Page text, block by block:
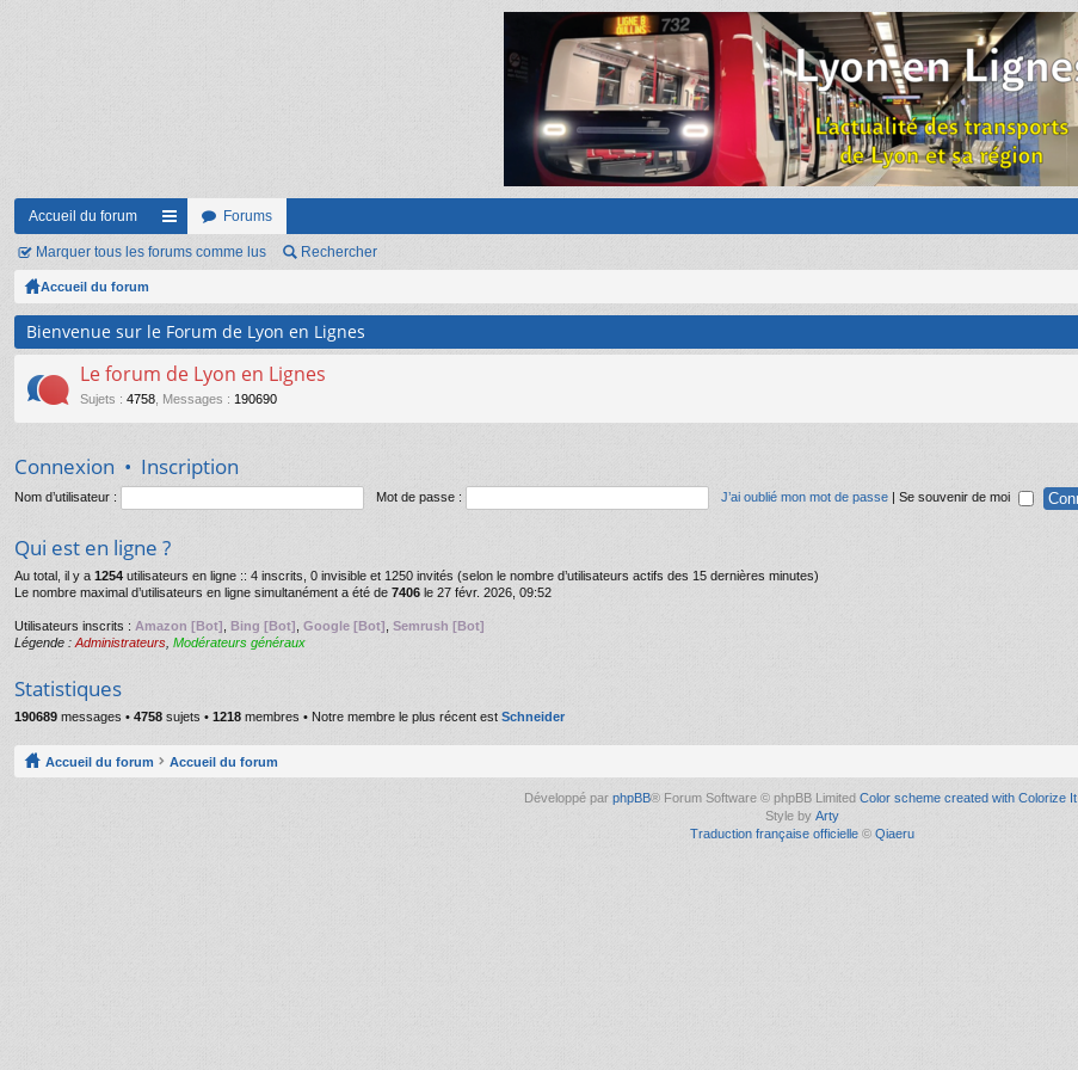
Accueil du forum
ac
ur
ci
s
Forums
Marquer tous les forums comme lus Rechercher
Accueil du forum
Bienvenue sur le Forum de Lyon en Lignes
Le forum de Lyon en Lignes
Sujets : 4758 Messages : 190690
Connexion • Inscription
Nom d’utilisateur : Mot de passe : J’ai oublié mon mot de passe | Se souvenir de moi
Qui est en ligne ?
Au total, il y a 1254 utilisateurs en ligne :: 4 inscrits, 0 invisible et 1250 invités (selon le nombre d’utilisateurs actifs des 15 dernières minutes)
Le nombre maximal d’utilisateurs en ligne simultanément a été de 7406 le 27 févr. 2026, 09:52
Utilisateurs inscrits : Amazon [Bot] Bing [Bot] Google [Bot] Semrush [Bot]
Légende : Administrateurs Modérateurs généraux
Statistiques
190689 messages • 4758 sujets • 1218 membres • Notre membre le plus récent est Schneider
Accueil du forum Accueil du forum
Développé par phpBB® Forum Software © phpBB Limited Color scheme created with Colorize It
Style by Arty
Traduction française officielle © Qiaeru